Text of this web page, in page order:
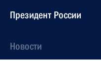
Президент России
Новости